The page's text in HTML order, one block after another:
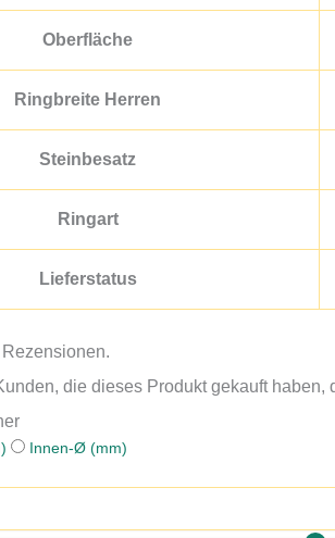
Oberfläche
Ringbreite Herren
Steinbesatz
Ringart
Lieferstatus
die dieses Produkt gekauft haben,
Innen-Ø (mm)